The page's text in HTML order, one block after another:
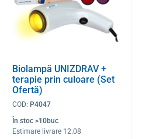
Biolampă UNIZDRAV +
terapie prin culoare (Set
Ofertă)
COD: P4047
În stoc >10buc
Estimare livrare 12.08